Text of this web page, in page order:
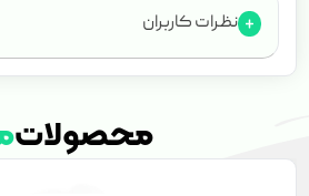
نظرات کاربران
محصولات